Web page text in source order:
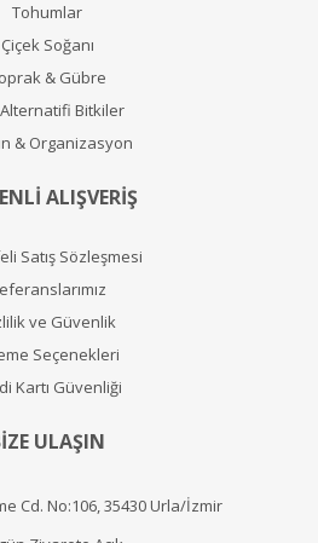
Tohumlar
Çiçek Soğanı
& Gübre
Alternatifi Bitkiler
& Organizasyon
ALIŞVERİŞ
Satış Sözleşmesi
ve Güvenlik
Seçenekleri
Kartı Güvenliği
ULAŞIN
Cd. No:106, 35430 Urla/İzmir